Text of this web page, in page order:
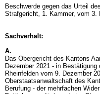
Beschwerde gegen das Urteil
Strafgericht, 1. Kammer, vom 3.
Sachverhalt:
A.
Das Obergericht des Kantons
Dezember 2021 - in
Rheinfelden vom 9. Dezember
Oberstaatsanwaltschaft des
Berufung - der mehrfachen